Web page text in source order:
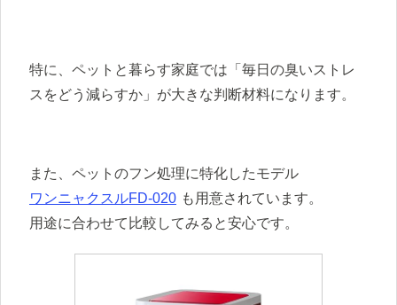
特に、ペットと暮らす家庭では「毎日の臭いストレ
スをどう減らすか」が大きな判断材料になります。
また、ペットのフン処理に特化したモデル
ワンニャクスルFD-020 も用意されています。
用途に合わせて比較してみると安心です。